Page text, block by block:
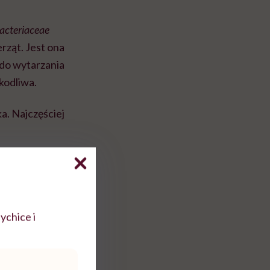
Jest ona
wytarzania
Najczęściej
na całym świecie
ryzyka
i